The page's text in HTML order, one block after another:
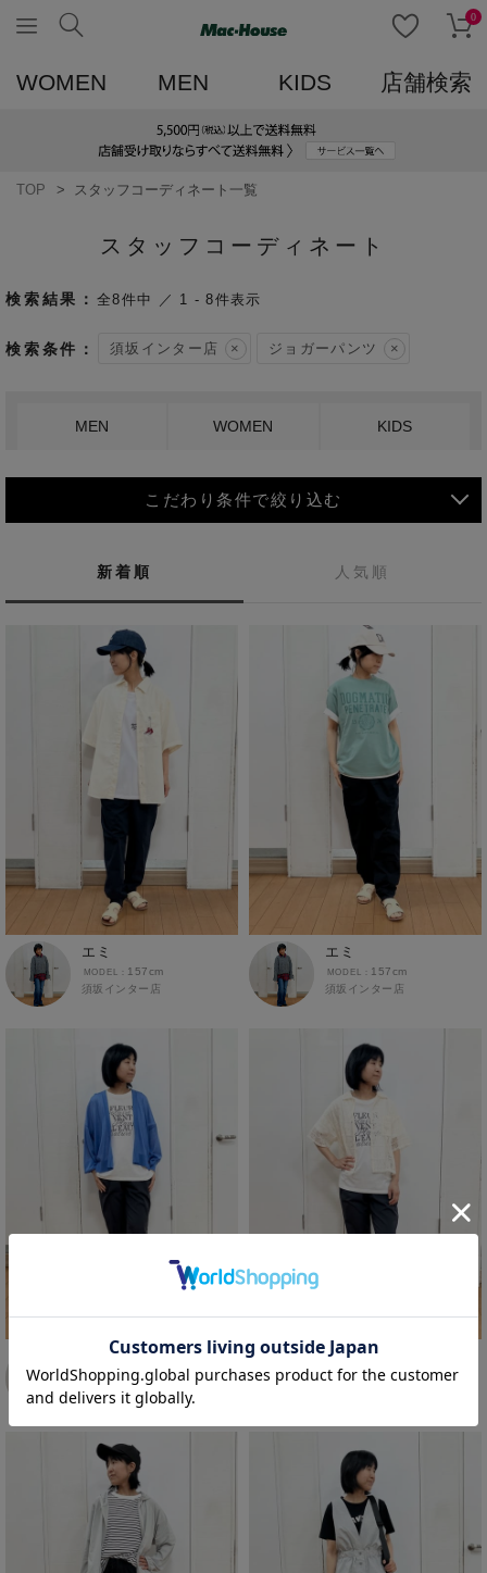
0
WOMEN MEN KIDS 店舗検索
TOP スタッフコーディネート一覧
スタッフコーディネート
須坂インター店 ジョガーパンツ
MEN WOMEN KIDS
こだわり条件で絞り込む
MEN
アウター
ダウンジャケット
テーラードジャケット
デニムジャケット
マウンテンパーカー・ウィンドブレーカー
トップス
カーディガン
キャミソール・タンクトップ
スウェット・トレーナー
タンクトップ
ニット・セーター
パーカー
五分袖・七分袖シャツ
長袖Tシャツ
半袖Tシャツ
半袖シャツ
ボトムス
110cm～119cm
120cm～129cm
130cm～139cm
140cm～149cm
150cm～159cm
160cm～169cm
170cm～179cm
180cm～189cm
アルティモール東神楽店
イオン札幌西岡店
東北
銀河モール花巻店
イオンタウン南陽店
ガーラタウン青森店
イオン米沢店
関東
ジョイフル本田千代田店
イオン栃木店
MINANO分倍河原店
ガーデン前橋店
イオンモール下妻店
MEGAドン・キホーテUNY佐原東店
イオンタウンふじみ野店
ザ・マーケットプレイス川越的場店
川崎DICE店
西友大船店
ギャラリエアピタ知立店
イオンタウン大垣店
エアポートウォーク名古屋店
イオンタウン刈谷店
ラグーナテンボス蒲郡店
バロー刈谷店
NAVYららぽーと沼津
NAVY イオンモール豊川
塩尻GAZA店
イオン名古屋東
イオンモールとなみ
イオンモール東員
イオンモールかほく
近畿
エコール・リラ店
エスタ和田山店
イオンモール東員
バザールタウン篠山店
ミ・ナーラ店
セブンパーク天美店
コムボックス光明池店
イオン山崎店
イトーヨーカドー明石店
パラディ学園前
中国
フジグラン三原店
ゆめタウン益田店
パワーセンター高知店
フジグラン北島店
高知インター北川添
イオンモール今治新都市
イオンモール三光店
フレスポ鳥栖店
イオンタウン日向店
オプシアミスミ店
フェニックスガーデン浮の城店
モラージュ佐賀店
アクロスモール春日店
ゆめタウン飯塚店
イオン北谷店
イーアス沖縄豊崎
40代 カジュアルスタイル
休日スタイル 大人カジュアル シンプルコーデ
ゆるコーデ 楽チンスタイル
春コーデ スニーカーコーデ 低身長
ホワイト 涼しい素材
キレイめコーデ
新着順 人気順
8件中 1 - 8件表示
エミ
須坂インター店
157cm
エミ
須坂インター店
157cm
エミ
須坂インター店
157cm
エミ
157cm